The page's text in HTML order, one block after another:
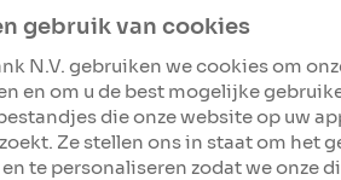
belangrijke
je daarom
gebruik van cookies
N.V. gebruiken we cookies om
en om u de best mogelijke
die onze website op uw
Ze stellen ons in staat om het
te personaliseren zodat we onze